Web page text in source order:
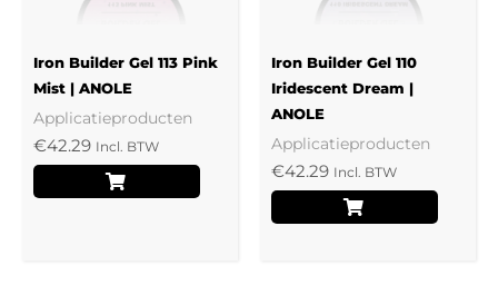
Iron Builder Gel 113 Pink
Mist | ANOLE
Applicatieproducten
€42.29 Incl. BTW
Iron Builder Gel 110
Iridescent Dream |
ANOLE
Applicatieproducten
€42.29 Incl. BTW